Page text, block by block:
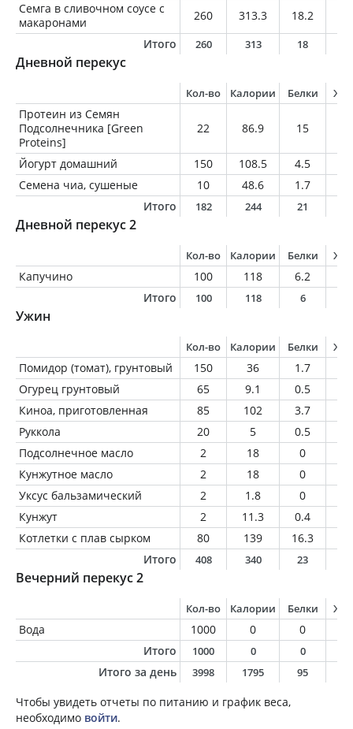
Семга в сливочном соусе с
макаронами
260 313.3 18.2
Итого
260 313 18
Дневной перекус
Кол-во Калории Белки
Протеин из Семян
Подсолнечника [Green
Proteins]
22 86.9 15
Йогурт домашний 150 108.5 4.5
Семена чиа, сушеные
10 48.6 1.7
Итого
182 244 21
Дневной перекус 2
Кол-во Калории Белки
Капучино 100 118 6.2
Итого
100 118 6
Ужин
Кол-во Калории Белки
Помидор (томат), грунтовый 150 36 1.7
Огурец грунтовый
65 9.1 0.5
Киноа, приготовленная
85 102 3.7
Руккола
20 5 0.5
Подсолнечное масло
2 18 0
Кунжутное масло
2 18 0
Уксус бальзамический
2 1.8 0
Кунжут
2 11.3 0.4
Котлетки с плав сырком
80 139 16.3
Итого
408 340 23
Вечерний перекус 2
Кол-во Калории Белки
Вода 1000 0 0
Итого
1000 0 0
Итого за день 3998 1795 95
Чтобы увидеть отчеты по питанию и график веса,
необходимо войти.